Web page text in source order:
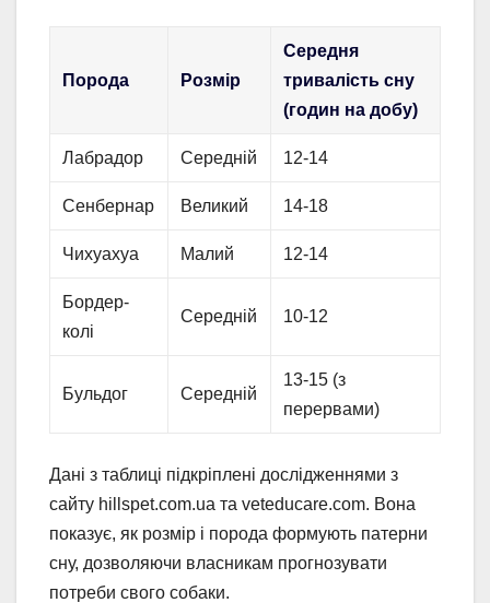
Порода Розмір
Середня
тривалість сну
(годин на добу)
Лабрадор Середній 12-14
Сенбернар Великий 14-18
Чихуахуа Малий 12-14
Бордер-
колі
Середній 10-12
Бульдог Середній
13-15 (з
перервами)
Дані з таблиці підкріплені дослідженнями з
сайту hillspet.com.ua та veteducare.com. Вона
показує, як розмір і порода формують патерни
сну, дозволяючи власникам прогнозувати
потреби свого собаки.